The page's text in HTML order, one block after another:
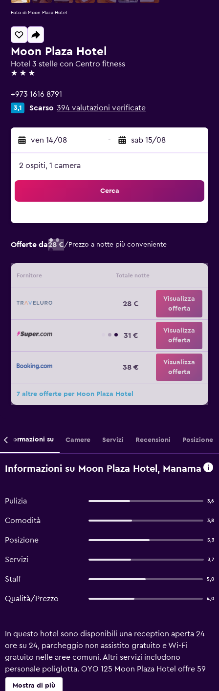
Moon Plaza Hotel
Hotel 3 stelle con Centro fitness
3 stelle
+973 1616 8791
3,1 Scarso 394 valutazioni verificate
ven 14/08 - sab 15/08
2 ospiti, 1 camera
Cerca
Offerte da28 €/ Prezzo a notte più conveniente
Fornitore Totale notte
28 €
Visualizza
offerta
31 €
Visualizza
offerta
38 €
Visualizza
offerta
7 altre offerte per Moon Plaza Hotel
Foto di Moon Plaza Hotel
Informazioni su Camere Servizi Recensioni Posizione
Informazioni su Moon Plaza Hotel, Manama
Pulizia 3,6
Comodità 3,8
Posizione 5,3
Servizi 3,7
Staff 5,0
Qualità/Prezzo 4,0
In questo hotel sono disponibili una reception aperta 24
ore su 24, parcheggio non assistito gratuito e Wi-Fi
gratuito nelle aree comuni. Altri servizi includono
personale poliglotta. OYO 125 Moon Plaza Hotel offre 59
sistemazioni con aria condizionata. Le TV trasmettono
Mostra di più